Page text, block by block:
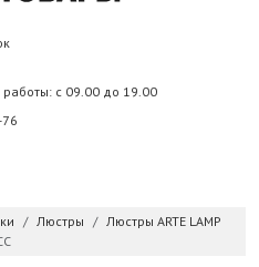
работы: с 09.00 до 19.00
Люстры
Люстры ARTE LAMP